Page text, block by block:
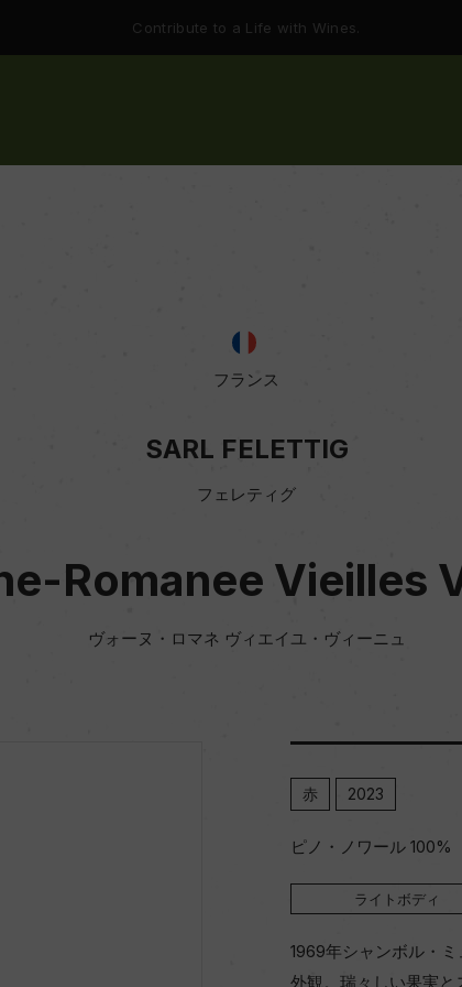
Contribute to a Life with Wines.
フランス
SARL FELETTIG
フェレティグ
Romanee Vieilles
ヴォーヌ・ロマネ ヴィエイユ・ヴィーニュ
赤 2023
ピノ・ノワール 100%
ライトボディ
1969年シャンボル・
外観。瑞々しい果実